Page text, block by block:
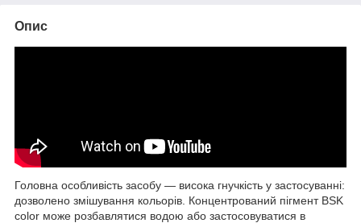
Опис
Головна особливість засобу — висока гнучкість у застосуванні:
дозволено змішування кольорів. Концентрований пігмент BSK
color може розбавлятися водою або застосовуватися в